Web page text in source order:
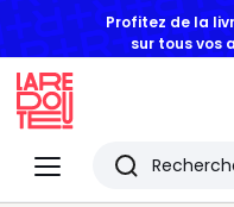
sur tous vos
Menu
Redoute
Rechercher